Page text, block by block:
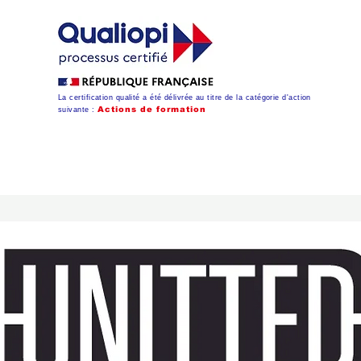
La certification qualité a été délivrée au titre de la catégorie d'action
suivante : Actions de formation